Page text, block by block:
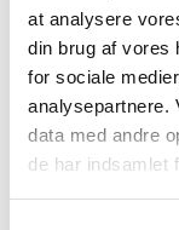
at analysere
din brug af vores
for sociale
analysepartnere.
data med andre
de har indsamlet
Kirke
Referater fra
2026:
Referat
Referat